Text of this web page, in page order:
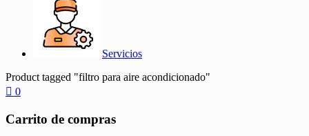
Servicios
Product tagged "filtro para aire acondicionado"
0
Carrito de compras